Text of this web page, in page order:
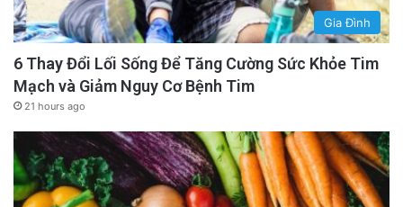
Gia Đình
6 Thay Đổi Lối Sống Để Tăng Cường Sức Khỏe Tim
Mạch và Giảm Nguy Cơ Bệnh Tim
21 hours ago